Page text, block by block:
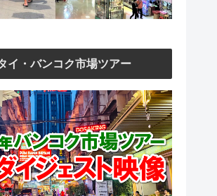
イ・バンコク市場ツアー